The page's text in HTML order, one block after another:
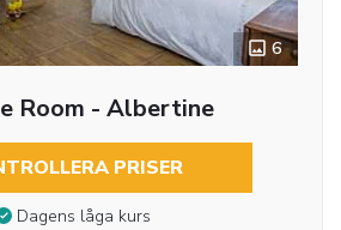
6
Room - Albertine
PRISER
Dagens låga kurs